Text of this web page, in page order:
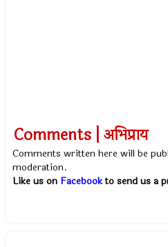
Comments | अभिप्राय
Comments written here will be
moderation.
Like us on Facebookto send us a